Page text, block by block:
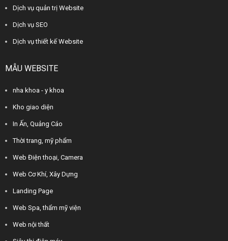
Dịch vụ quản trị Website
Dịch vụ SEO
Dịch vụ thiết kế Website
MẪU WEBSITE
nha khoa - y khoa
Kho giao diện
In Ấn, Quảng Cáo
Thời trang, mỹ phẩm
Web Điện thoại, Camera
Web Cơ Khí, Xây Dựng
Landing Page
Web Spa, thẩm mỹ viện
Web nội thất